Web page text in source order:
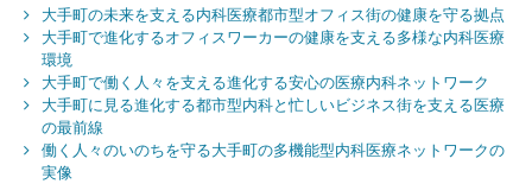
大手町の未来を支える内科医療都市型オフィス街の健康を守る拠点
大手町で進化するオフィスワーカーの健康を支える多様な内科医療
環境
大手町で働く人々を支える進化する安心の医療内科ネットワーク
大手町に見る進化する都市型内科と忙しいビジネス街を支える医療
の最前線
働く人々のいのちを守る大手町の多機能型内科医療ネットワークの
実像